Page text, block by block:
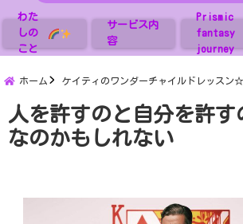
わた
しの
こと
サービス内
容
Prismic
fantasy
journey
ホーム ケイティのワンダーチャイルドレッスン☆
人を許すのと自分を許す
なのかもしれない